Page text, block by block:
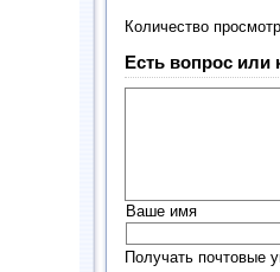
Количество
Есть вопрос или
Ваше имя
Получать почтовые